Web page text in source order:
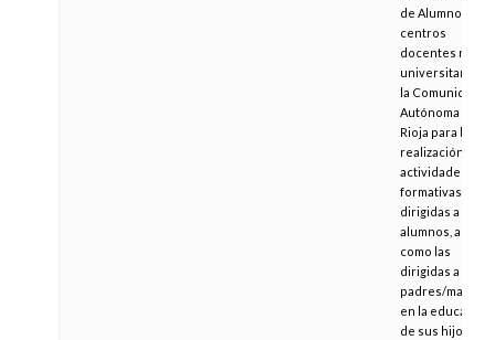
de Alumnos de
centros
docentes no
universitarios
la Comunidad
Autónoma de La
Rioja para la
realización de
actividades
formativas
dirigidas a los
alumnos, así
como las
dirigidas a los
padres/madres
en la educación
de sus hijos